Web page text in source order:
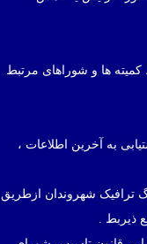
ها و شوراهای مرتبط
به آخرین اطلاعات ،
ترافیک شهروندان ازطریق
ذیربط .